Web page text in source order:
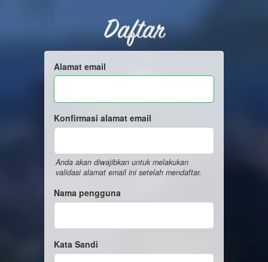
Daftar
Alamat email
Konfirmasi alamat email
Anda akan diwajibkan untuk melakukan
validasi alamat email ini setelah mendaftar.
Nama pengguna
Kata Sandi